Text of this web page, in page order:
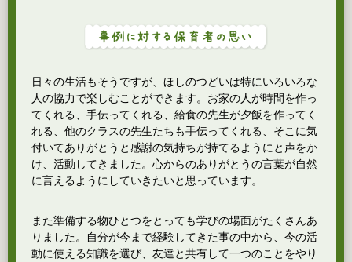
日々の生活もそうですが、ほしのつどいは特にいろいろな
人の協力で楽しむことができます。お家の人が時間を作っ
てくれる、手伝ってくれる、給食の先生が夕飯を作ってく
れる、他のクラスの先生たちも手伝ってくれる、そこに気
付いてありがとうと感謝の気持ちが持てるようにと声をか
け、活動してきました。心からのありがとうの言葉が自然
に言えるようにしていきたいと思っています。
また準備する物ひとつをとっても学びの場面がたくさんあ
りました。自分が今まで経験してきた事の中から、今の活
動に使える知識を選び、友達と共有して一つのことをやり